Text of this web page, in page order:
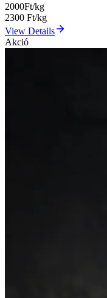
2000Ft/kg
2300 Ft/kg
View Details
Akció